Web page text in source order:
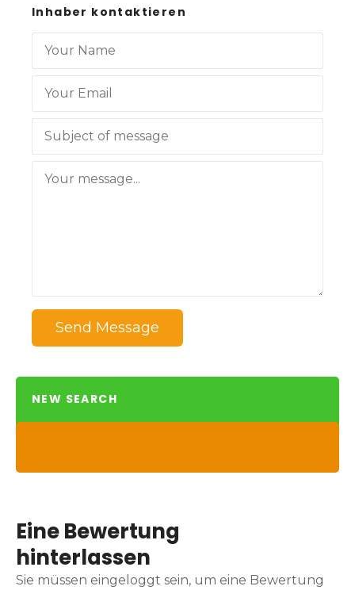
Inhaber kontaktieren
Send Message
NEW SEARCH
Eine Bewertung
hinterlassen
Sie müssen eingeloggt sein, um eine Bewertung